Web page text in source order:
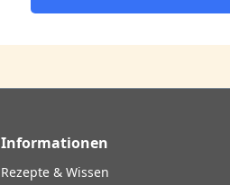
Informationen
Rezepte & Wissen